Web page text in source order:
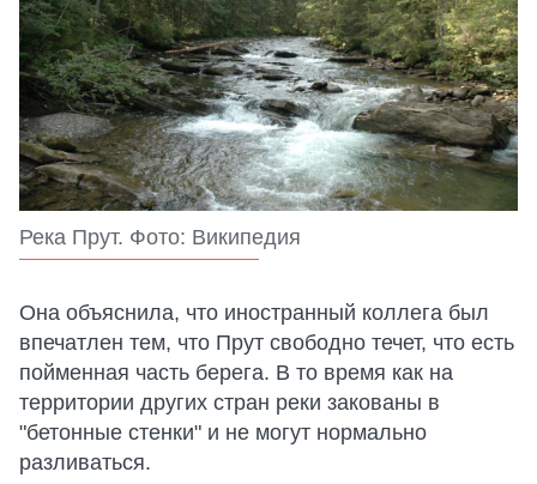
Река Прут. Фото: Википедия
Она объяснила, что иностранный коллега был
впечатлен тем, что Прут свободно течет, что есть
пойменная часть берега. В то время как на
территории других стран реки закованы в
"бетонные стенки" и не могут нормально
разливаться.